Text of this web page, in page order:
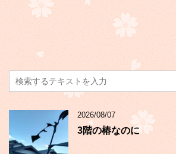
2026/08/07
3階の椿なのに